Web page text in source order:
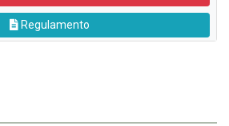
Regulamento